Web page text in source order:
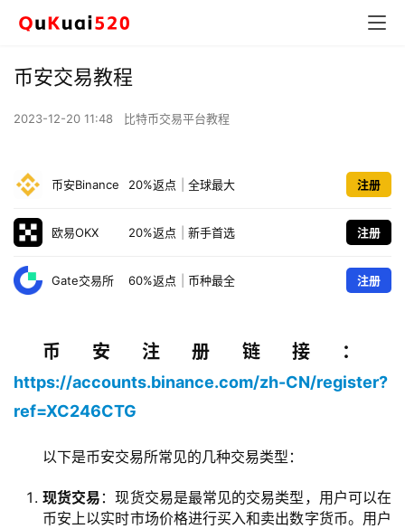
币安交易教程
2023-12-20 11:48 比特币交易平台教程
币安Binance 20%返点 全球最大 注册
欧易OKX 20%返点 新手首选 注册
Gate交易所 60%返点 币种最全 注册
币安注册链接：
https://accounts.binance.com/zh-CN/register?
ref=XC246CTG
以下是币安交易所常见的几种交易类型：
现货交易 ：现货交易是最常见的交易类型，用户可以在
币安上以实时市场价格进行买入和卖出数字货币。用户